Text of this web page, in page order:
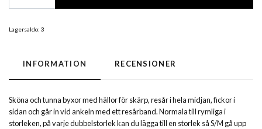
Lagersaldo: 3
INFORMATION RECENSIONER
Sköna och tunna byxor med hällor för skärp, resår i hela midjan, fickor i
sidan och går in vid ankeln med ett resårband. Normala till rymliga i
storleken, på varje dubbelstorlek kan du lägga till en storlek så S/M gå upp